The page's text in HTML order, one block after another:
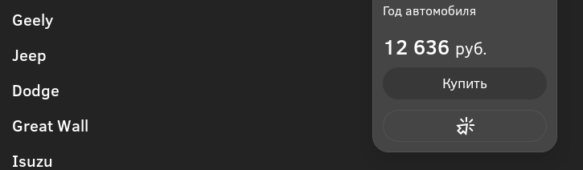
Geely
Jeep
Dodge
Great Wall
Isuzu
Год автомобиля
12 636 руб.
Купить